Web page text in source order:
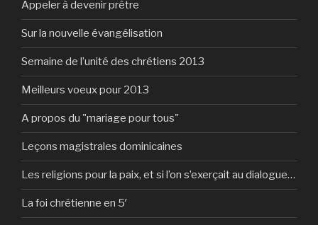
Appeler à devenir prêtre
Sur la nouvelle évangélisation
Semaine de l’unité des chrétiens 2013
Meilleurs voeux pour 2013
A propos du "mariage pour tous"
Leçons magistrales dominicaines
Les religions pour la paix, et si l’on s’exerçait au dialogue…
La foi chrétienne en 5′